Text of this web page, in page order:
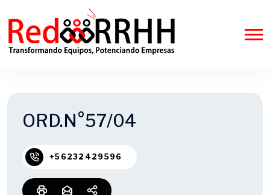
ORD.N°57/04
+56232429596